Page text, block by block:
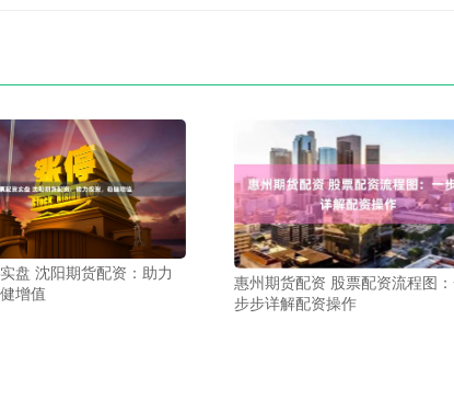
盘 沈阳期货配资：助力
增值
惠州期货配资 股票配资流程图
步步详解配资操作